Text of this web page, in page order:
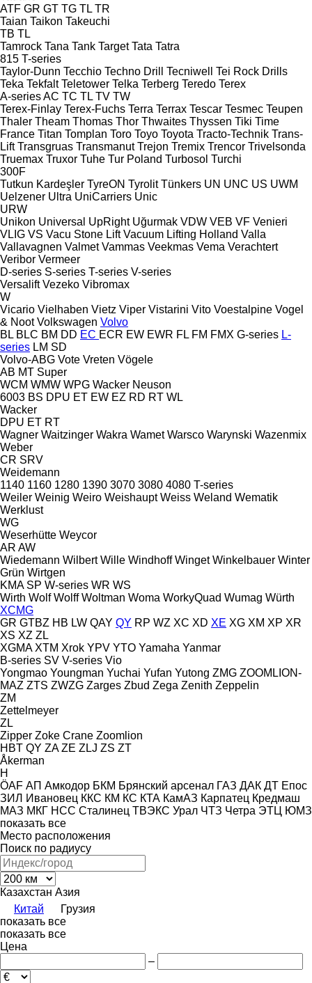
ATF GR GT TG TL TR
Taian Taikon Takeuchi
TB TL
Tamrock Tana Tank Target Tata Tatra
815 T-series
Taylor-Dunn Tecchio Techno Drill Tecniwell
Tei Rock Drills
Teka Tekfalt Teletower Telka Terberg Teredo Terex
A-seriesAC TC TL TV TW
Terex-Finlay Terex-Fuchs Terra Terrax Tescar Tesmec Teupen
Thaler Theam Thomas Thor Thwaites Thyssen Tiki Time
France Titan Tomplan Toro Toyo Toyota Tracto-Technik Trans-
Lift Transgruas Transmanut Trejon Tremix Trencor Trivelsonda
Truemax Truxor Tuhe Tur Poland Turbosol Turchi
300F
Tutkun Kardeşler TyreON Tyrolit Tünkers UN UNC US UWM
Uelzener Ultra UniCarriers Unic
URW
Unikon Universal UpRight Uğurmak VDW VEB VF Venieri
VLIG VS Vacu Stone Lift Vacuum Lifting Holland Valla
Vallavagnen Valmet Vammas Veekmas Vema Verachtert
Veribor Vermeer
D-series S-series T-series V-series
Versalift Vezeko Vibromax
W
Vicario Vielhaben Vietz Viper Vistarini Vito Voestalpine Vogel
& Noot Volkswagen Volvo
BL BLC BM DD EC ECR EW EWR FL FM FMX G-series L-
series LM SD
Volvo-ABG Vote Vreten Vögele
AB MT Super
WCM WMW WPG Wacker Neuson
6003 BS DPU ET EW EZ RD RT WL
Wacker
DPU ET RT
Wagner Waitzinger Wakra Wamet Warsco Warynski Wazenmix
Weber
CR SRV
Weidemann
1140 1160 1280 1390 3070 3080 4080 T-series
Weiler Weinig Weiro Weishaupt Weiss Weland Wematik
Werklust
WG
Weserhütte Weycor
AR AW
Wiedemann Wilbert Wille Windhoff Winget Winkelbauer Winter
Grün Wirtgen
KMA SP W-series WR WS
Wirth Wolf Wolff Woltman Woma WorkyQuad Wumag Würth
XCMG
GR GTBZ HB LW QAY QY RP WZ XC XD XE XG XM XP XR
XS XZ ZL
XGMA XTM Xrok YPV YTO Yamaha Yanmar
B-series SV V-series Vio
Yongmao Youngman Yuchai Yufan Yutong ZMG ZOOMLION-
MAZ ZTS ZWZG Zarges Zbud Zega Zenith Zeppelin
ZM
Zettelmeyer
ZL
Zipper Zoke Crane Zoomlion
HBT QY ZA ZE ZLJ ZS ZT
Åkerman
H
ÖAF АП Амкодор БКМ Брянский арсенал ГАЗ ДАК ДТ Епос
ЗИЛ Ивановец ККС КМ КС КТА КамАЗ Карпатец Кредмаш
МАЗ МКГ НСС Сталинец ТВЭКС Урал ЧТЗ Четра ЭТЦ ЮМЗ
показать все
Место расположения
Поиск по радиусу
Казахстан Азия
Китай
Грузия
показать все
показать все
Цена
–